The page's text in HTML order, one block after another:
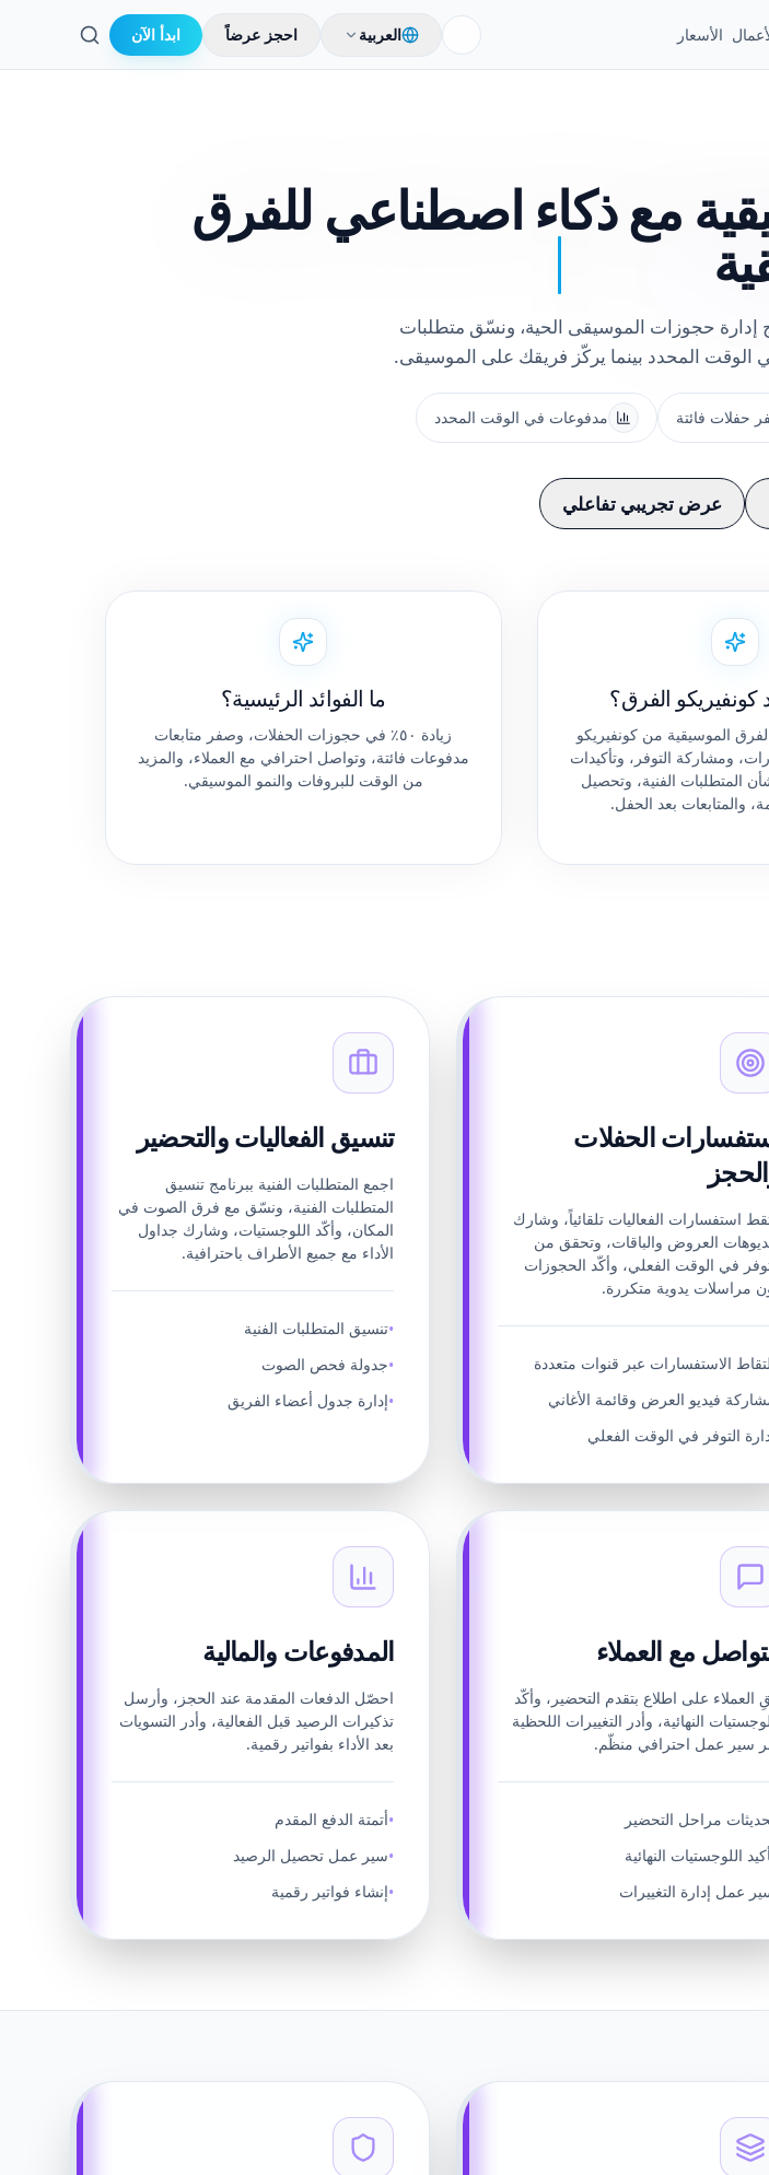
الأسعار العربية احجز عرضاً ابدأ الآن
معذكاء اصطناعي للفرق
إدارة حجوزات الموسيقى الحية، ونسّق متطلبات
الوقت المحدد بينما يركّز فريقك على الموسيقى.
حفلات فائتة مدفوعات في الوقت المحدد
عرض تجريبي تفاعلي
الفرق؟
الموسيقية من كونفيريكو
ومشاركة التوفر، وتأكيدات
المتطلبات الفنية، وتحصيل
والمتابعات بعد الحفل.
ما الفوائد الرئيسية؟
زيادة ٥٠٪ في حجوزات الحفلات، وصفر متابعات
مدفوعات فائتة، وتواصل احترافي مع العملاء، والمزيد
من الوقت للبروفات والنمو الموسيقي.
الحفلات
استفسارات الفعاليات تلقائياً، وشارك
العروض والباقات، وتحقق من
في الوقت الفعلي، وأكّد الحجوزات
مراسلات يدوية متكررة.
الاستفسارات عبر قنوات متعددة
فيديو العرض وقائمة الأغاني
التوفر في الوقت الفعلي
تنسيق الفعاليات والتحضير
اجمع المتطلبات الفنية ببرنامج تنسيق
المتطلبات الفنية، ونسّق مع فرق الصوت في
المكان، وأكّد اللوجستيات، وشارك جداول
الأداء مع جميع الأطراف باحترافية.
•تنسيق المتطلبات الفنية
•جدولة فحص الصوت
•إدارة جدول أعضاء الفريق
مع العملاء
العملاء على اطلاع بتقدم التحضير، وأكّد
النهائية، وأدر التغييرات اللحظية
سير عمل احترافي منظّم.
مراحل التحضير
اللوجستيات النهائية
عمل إدارة التغييرات
المدفوعات والمالية
احصّل الدفعات المقدمة عند الحجز، وأرسل
تذكيرات الرصيد قبل الفعالية، وأدر التسويات
بعد الأداء بفواتير رقمية.
•أتمتة الدفع المقدم
•سير عمل تحصيل الرصيد
•إنشاء فواتير رقمية